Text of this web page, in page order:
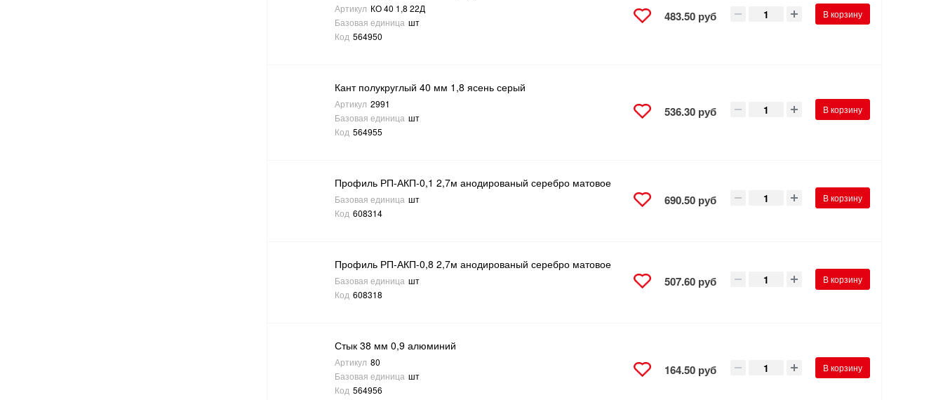
Артикул КО 40 1,8 22Д
Базовая единица шт
Код 564950
483.50 руб В корзину
Кант полукруглый 40 мм 1,8 ясень серый
Артикул 2991
Базовая единица шт
Код 564955
536.30 руб В корзину
Профиль РП-АКП-0,1 2,7м анодированый серебро матовое
Базовая единица шт
Код 608314
690.50 руб В корзину
Профиль РП-АКП-0,8 2,7м анодированый серебро матовое
Базовая единица шт
Код 608318
507.60 руб В корзину
Стык 38 мм 0,9 алюминий
Артикул 80
Базовая единица шт
Код 564956
164.50 руб В корзину